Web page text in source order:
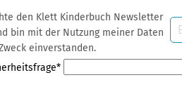
den Klett Kinderbuch Newsletter
meiner Daten
einverstanden.
*